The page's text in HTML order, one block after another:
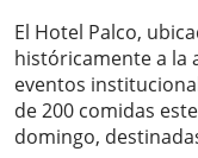
El Hotel Palco,
históricamente a la
eventos
de 200 comidas
domingo,